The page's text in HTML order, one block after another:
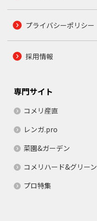
プライバシーポリシー
採用情報
専門サイト
コメリ産直
レンガ.pro
菜園&ガーデン
コメリハード&グリーン
プロ特集